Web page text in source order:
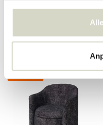
gesammelt haben.